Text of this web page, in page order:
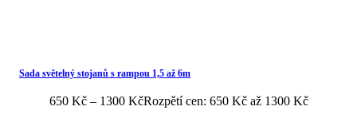
Sada světelný stojanů s rampou 1,5 až 6m
650 Kč – 1300 KčRozpětí cen: 650 Kč až 1300 Kč